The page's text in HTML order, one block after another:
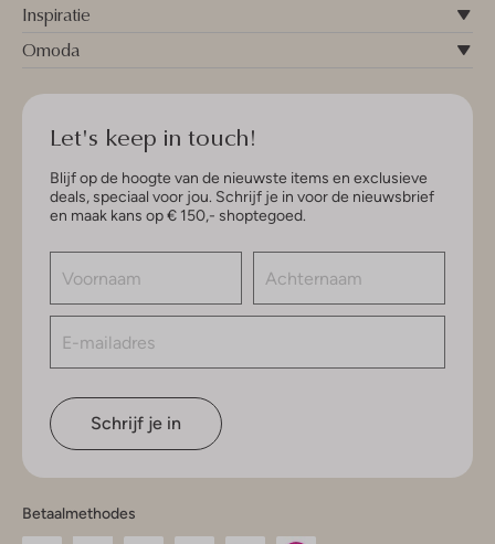
Inspiratie
Omoda
Let's keep in touch!
Blijf op de hoogte van de nieuwste items en exclusieve
deals, speciaal voor jou. Schrijf je in voor de nieuwsbrief
en maak kans op € 150,- shoptegoed.
Schrijf je in
Betaalmethodes